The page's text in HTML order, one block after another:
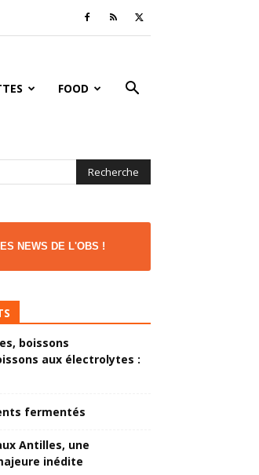
FOOD
NEWS DE L'OBS !
boissons
aux électrolytes :
fermentés
Antilles, une
inédite